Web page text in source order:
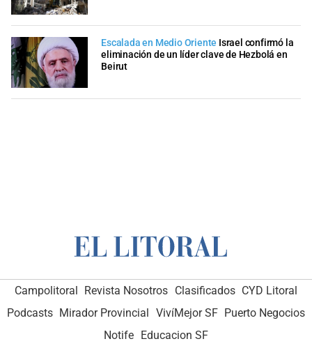
Escalada en Medio Oriente Israel confirmó la
eliminación de un líder clave de Hezbolá en
Beirut
Campolitoral Revista Nosotros Clasificados CYD Litoral
Podcasts Mirador Provincial VivíMejor SF Puerto Negocios
Notife Educacion SF